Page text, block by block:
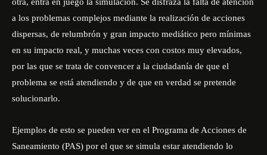
a los problemas complejos mediante la realización de acciones
dispersas, de relumbrón y gran impacto mediático pero mínimas
en su impacto real, y muchas veces con costos muy elevados,
por las que se trata de convencer a la ciudadanía de que el
problema se está atendiendo y de que en verdad se pretende
solucionarlo.
Ejemplos de esto se pueden ver en el Programa de Acciones de
Saneamiento (PAS) por el que se simula estar atendiendo lo